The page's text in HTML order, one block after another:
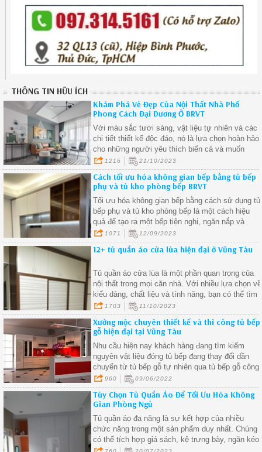
THÔNG TIN HỮU ÍCH
Khám Phá Vẻ Đẹp Của Nội Thất Nhà Phố
Phong Cách Đại Dương Ở BRVT
Với màu sắc tươi sáng, vật liệu tự nhiên và các
chi tiết thiết kế độc đáo, nó là lựa chọn hoàn hảo
cho những người yêu thích biển cả và muốn
mang vẻ đẹp của biển vào ngôi nhà của họ.
1216 21/10/2023
Cách tối ưu hóa không gian bếp bằng tủ bếp
phụ và tủ kho phòng bếp BRVT
Tối ưu hóa không gian bếp bằng cách sử dụng tủ
bếp phụ và tủ kho phòng bếp là một cách hiệu
quả để tạo ra một bếp tiện nghi, ngăn nắp và
thẩm mỹ.
1071 12/09/2023
12+ tủ quần áo cửa lùa hiện đại ở Vũng Tàu
Tủ quần áo cửa lùa là một phần quan trọng của
nội thất trong mọi căn nhà. Với nhiều lựa chọn về
kiểu dáng, chất liệu và tính năng, bạn có thể tìm
một mẫu tủ quần áo cửa lùa phù hợp với nhu cầu
và sở thích của bạn.
1703 11/10/2023
Xưởng mộc chuyên thiết kế và thi công tủ bếp
gỗ hiện đại tại Vũng Tàu
Nhu cầu hiện nay khách hàng đang tìm kiếm
nguyên vật liệu đóng tủ bếp đang thay đổi dần
chuyển từ tủ bếp gỗ tự nhiên qua tủ bếp gỗ công
nghiệp để giải quyết khâu mối mọt, cong vênh,
ẩm ướt nơi góc bếp do thời gian sử dụng. Bên
cạnh đó gỗ công nghiệp cũng được đánh giá là
khá bền và dặt biệt giá thành rẻ hơn gỗ tự nhiên.
960 09/06/2022
Tùy Chọn Tủ Quần Áo Để Tối Ưu Hóa Không
Gian Phòng Ngủ
Tủ quần áo đa năng là sự kết hợp của nhiều
chức năng trong một sản phẩm duy nhất. Chúng
có thể tích hợp giá sách, kệ trưng bày, ngăn kéo,
và không gian để giày dép, giúp bạn tiết kiệm